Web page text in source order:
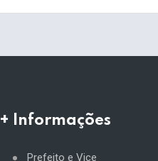
+ Informações
Prefeito e Vice